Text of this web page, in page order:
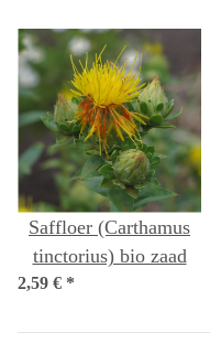
Saffloer (Carthamus
tinctorius) bio zaad
2,59 € *